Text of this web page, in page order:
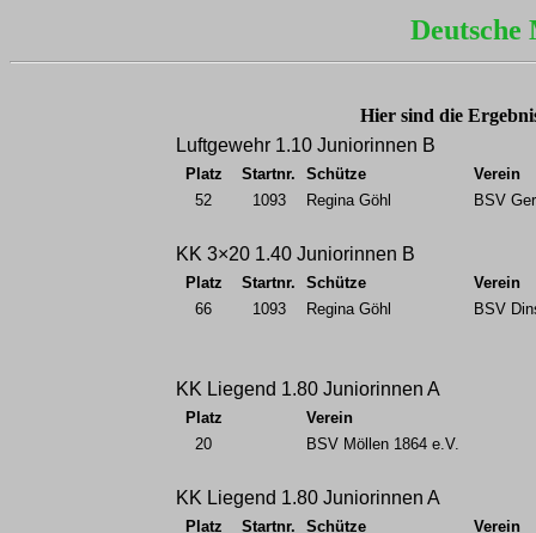
Deutsche
Hier sind die
Luftgewehr 1.10 Juniorinnen B
Platz Startnr. Schütze
Verein
52
1093 Regina Göhl BSV
KK 3×20 1.40 Juniorinnen B
Platz Startnr. Schütze
Verein
66
1093 Regina Göhl BSV
KK Liegend 1.80 Juniorinnen A
Platz
Verein
20
BSV Möllen 1864 e.V.
KK Liegend 1.80 Juniorinnen A
Platz Startnr. Schütze
Verein